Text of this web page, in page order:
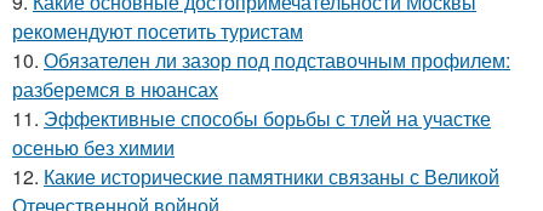
рекомендуют посетить туристам
10. Обязателен ли зазор под подставочным профилем:
разберемся в нюансах
11. Эффективные способы борьбы с тлей на участке
осенью без химии
12. Какие исторические памятники связаны с Великой
Отечественной войной